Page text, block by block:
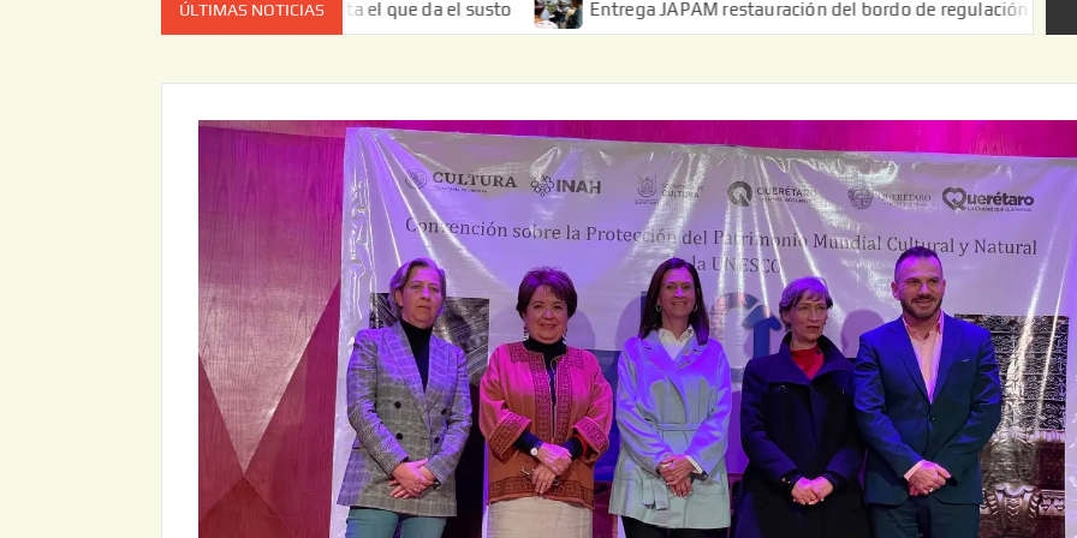
ÚLTIMAS NOTICIAS
vez no es el estado de cuenta el que da el susto Entrega JAPAM restauración del bordo de regulación en el Ejido de